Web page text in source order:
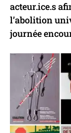
acteur.ice.s
l’abolition
journée